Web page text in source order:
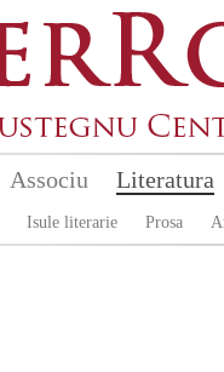
Associu Literatura
Isule literarie Prosa